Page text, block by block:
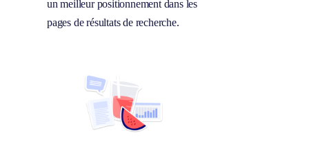
un meilleur positionnement dans les
pages de résultats de recherche.